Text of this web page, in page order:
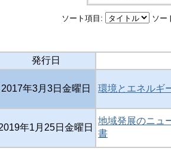
ソート項目: ソー
発行日
2017年3月3日金曜日 環境とエネルギ
年1月25日金曜日
地域発展のニュ
書